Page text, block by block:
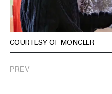
COURTESY OF MONCLER